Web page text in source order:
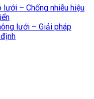
lưới – Chống nhiễu hiệu
lưới – Giải pháp